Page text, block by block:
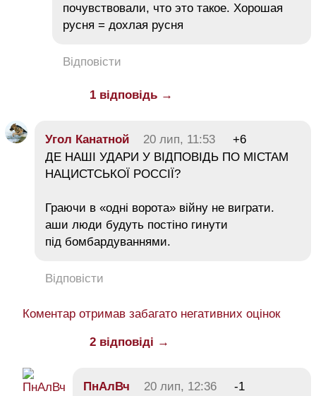
почувствовали, что это такое. Хорошая
русня = дохлая русня
Відповісти
1 відповідь →
Угол Канатной 20 лип, 11:53
+6
ДЕ НАШІ УДАРИ У ВІДПОВІДЬ ПО МІСТАМ
НАЦИСТСЬКОЇ РОССІЇ?
Граючи в «одні ворота» війну не виграти.
аши люди будуть постіно гинути
під бомбардуваннями.
Відповісти
Коментар отримав забагато негативних оцінок
2 відповіді →
ПнАлВч 20 лип, 12:36
-1